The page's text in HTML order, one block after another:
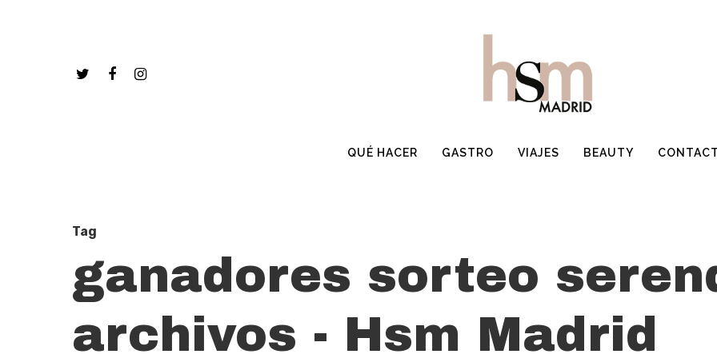
Hit enter to search or ESC to close
QUÉ HACER GASTRO VIAJES BEAUTY
Tag
ganadores sorteo
archivos - Hsm Madrid